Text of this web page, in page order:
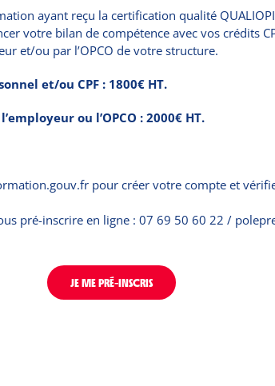
ayant reçu la certification qualité
votre bilan de compétence avec vos crédits
et/ou par l’OPCO de votre structure.
et/ou CPF : 1800€ HT.
ou l’OPCO : 2000€ HT.
pour créer votre compte et
pré-inscrire en ligne : 07 69 50 60 22 /
JE ME PRÉ-INSCRIS